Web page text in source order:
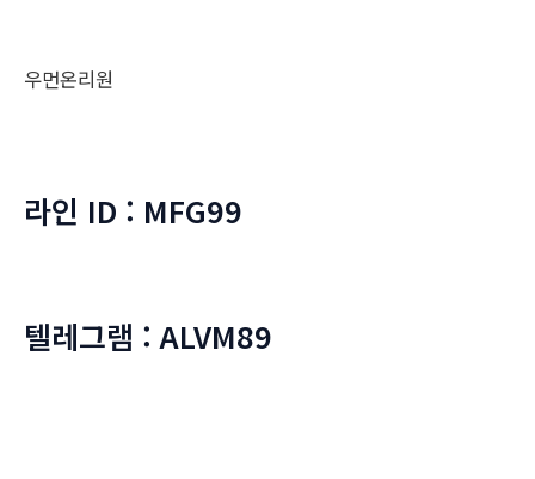
우먼온리원
라인 ID : MFG99
텔레그램 : ALVM89